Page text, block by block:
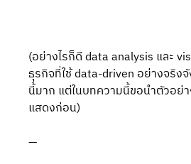
(อย่างไรก็ดี data analysis และ
ธุรกิจที่ใช้ data-driven อย่างจริง
นี้มาก แต่ในบทความนี้ขอนำตัวอย่า
แสดงก่อน)
—